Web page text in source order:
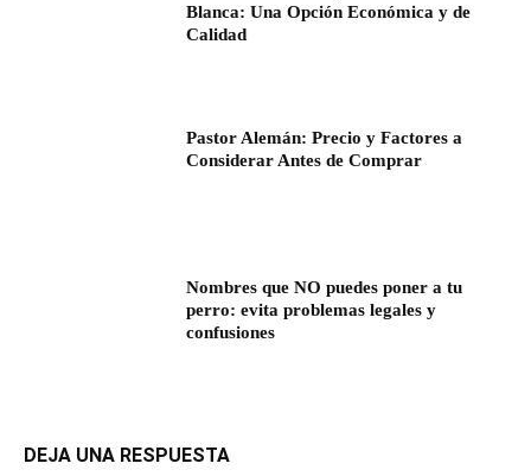
Blanca: Una Opción Económica y de
Calidad
Pastor Alemán: Precio y Factores a
Considerar Antes de Comprar
Nombres que NO puedes poner a tu
perro: evita problemas legales y
confusiones
DEJA UNA RESPUESTA